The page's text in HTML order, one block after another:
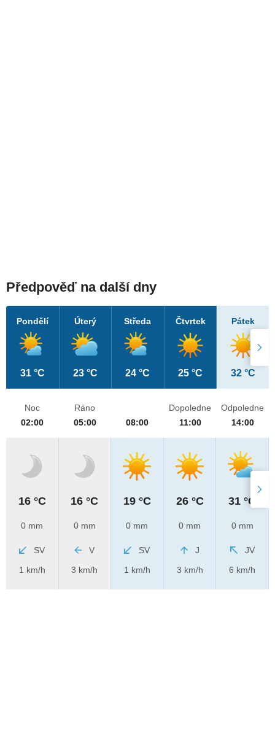
Předpověď na další dny
Pondělí
31 °C
Úterý
23 °C
Středa
24 °C
Čtvrtek
25 °C
Pátek
32 °C
Noc
02:00
16 °C
0 mm
SV
1 km/h
Ráno
05:00
16 °C
0 mm
V
3 km/h
08:00
19 °C
0 mm
SV
1 km/h
Dopoledne
11:00
26 °C
0 mm
J
3 km/h
Odpoledne
14:00
31 °C
0 mm
JV
6 km/h